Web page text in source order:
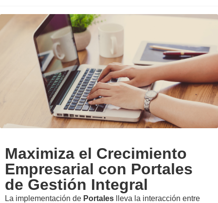
Maximiza el Crecimiento
Empresarial con Portales
de Gestión Integral
La implementación de Portales lleva la interacción entre